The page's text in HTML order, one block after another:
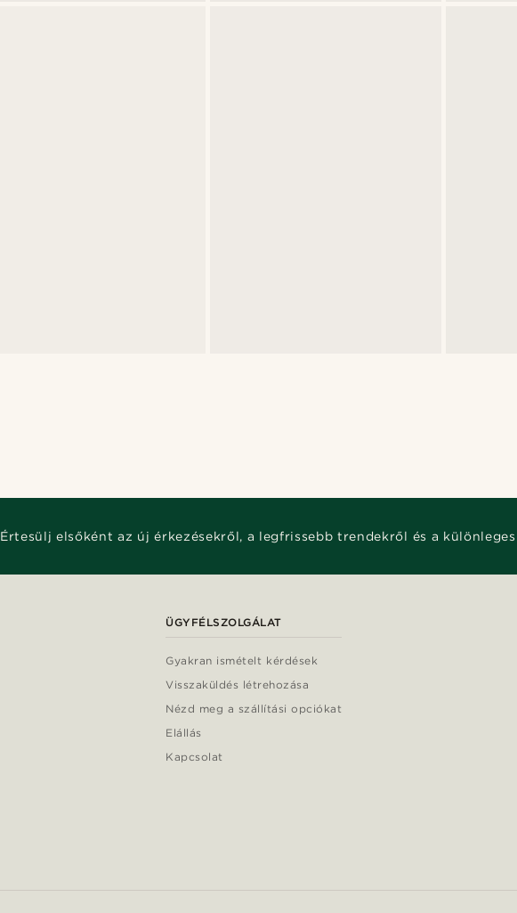
Értesülj elsőként az új érkezésekről, a legfrissebb trendekről és a
ÜGYFÉLSZOLGÁLAT
Gyakran ismételt kérdések
Visszaküldés létrehozása
Nézd meg a szállítási opciókat
Elállás
Kapcsolat